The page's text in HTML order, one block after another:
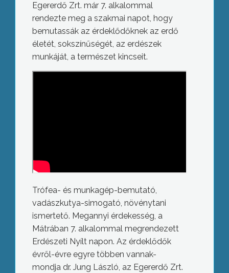
Egererdő Zrt. már 7. alkalommal
rendezte meg a szakmai napot, hogy
bemutassák az érdeklődőknek az erdő
életét, sokszínűségét, az erdészek
munkáját, a természet kincseit.
Trófea- és munkagép-bemutató,
vadászkutya-simogató, növénytani
ismertető. Megannyi érdekesség, a
Mátrában 7. alkalommal megrendezett
Erdészeti Nyílt napon. Az érdeklődők
évről-évre egyre többen vannak-
mondja dr. Jung László, az Egererdő Zrt.